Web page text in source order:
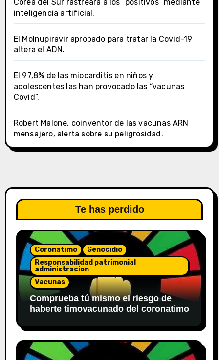
Corea del Sur rastreará a los “positivos” mediante
inteligencia artificial.
El Molnupiravir aprobado para tratar la Covid-19
altera el ADN.
El 97,8% de las miocarditis en niños y
adolescentes las han provocado las “vacunas
Covid”.
Robert Malone, coinventor de las vacunas ARN
mensajero, alerta sobre su peligrosidad.
Te has perdido
Coronatimo
Genocidio
Responsabilidad patrimonial
administracion
Vacunas
Comprueba tú mismo el riesgo de
haberte timovacunado del coronatimo